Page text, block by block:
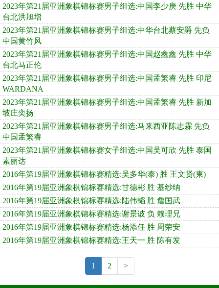
2023年第21届亚洲象棋锦标赛男子组选:中国李少庚 先胜 中华
台北洪旭增
2023年第21届亚洲象棋锦标赛男子组选:中华台北蔡安爵 先负
中国黄竹风
2023年第21届亚洲象棋锦标赛男子组选:中国赵鑫鑫 先胜 中华
台北马正伦
2023年第21届亚洲象棋锦标赛男子组选:中国孟繁睿 先胜 印尼
WARDANA
2023年第21届亚洲象棋锦标赛男子组选:中国孟繁睿 先胜 新加
坡庄奕扬
2023年第21届亚洲象棋锦标赛男子组选:马来西亚陈志霖 先负
中国孟繁睿
2023年第21届亚洲象棋锦标赛女子组选:中国吴可欣 先胜 泰国
素丽达
2016年第19届亚洲象棋锦标赛精选:吴多华(泰) 胜 王文贤(柬)
2016年第19届亚洲象棋锦标赛精选:甘德彬 胜 基纱纳
2016年第19届亚洲象棋锦标赛精选:陆伟韬 胜 詹国武
2016年第19届亚洲象棋锦标赛精选:谢景诐 负 赖理兄
2016年第19届亚洲象棋锦标赛精选:杨添任 胜 周荣安
2016年第19届亚洲象棋锦标赛精选:王天一 胜 陈有发
1 2 >